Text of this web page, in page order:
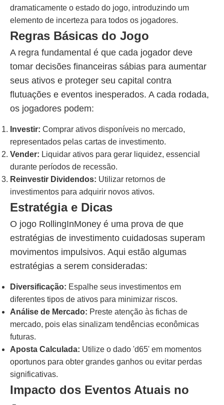
dramaticamente o estado do jogo, introduzindo um
elemento de incerteza para todos os jogadores.
Regras Básicas do Jogo
A regra fundamental é que cada jogador deve
tomar decisões financeiras sábias para aumentar
seus ativos e proteger seu capital contra
flutuações e eventos inesperados. A cada rodada,
os jogadores podem:
Investir: Comprar ativos disponíveis no mercado,
representados pelas cartas de investimento.
Vender: Liquidar ativos para gerar liquidez, essencial
durante períodos de recessão.
Reinvestir Dividendos: Utilizar retornos de
investimentos para adquirir novos ativos.
Estratégia e Dicas
O jogo RollingInMoney é uma prova de que
estratégias de investimento cuidadosas superam
movimentos impulsivos. Aqui estão algumas
estratégias a serem consideradas:
Diversificação: Espalhe seus investimentos em
diferentes tipos de ativos para minimizar riscos.
Análise de Mercado: Preste atenção às fichas de
mercado, pois elas sinalizam tendências econômicas
futuras.
Aposta Calculada: Utilize o dado 'd65' em momentos
oportunos para obter grandes ganhos ou evitar perdas
significativas.
Impacto dos Eventos Atuais no